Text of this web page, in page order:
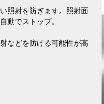
照射を防ぎます。照射面
動でストップ。
などを防げる可能性が高